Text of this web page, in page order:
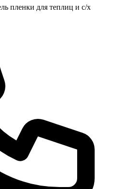
пленки для теплиц и с/х